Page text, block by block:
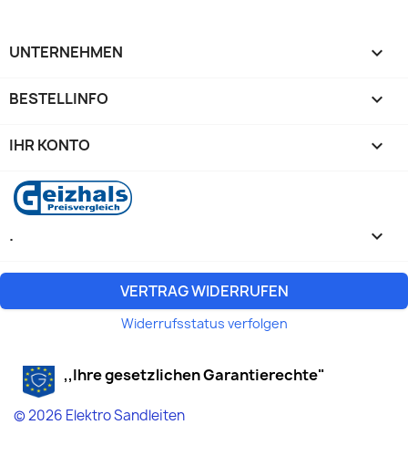
UNTERNEHMEN 
BESTELLINFO 
IHR KONTO 
. keyboard_arrow_down
VERTRAG WIDERRUFEN
Widerrufsstatus verfolgen
,,Ihre gesetzlichen Garantierechte"
© 2026 Elektro Sandleiten